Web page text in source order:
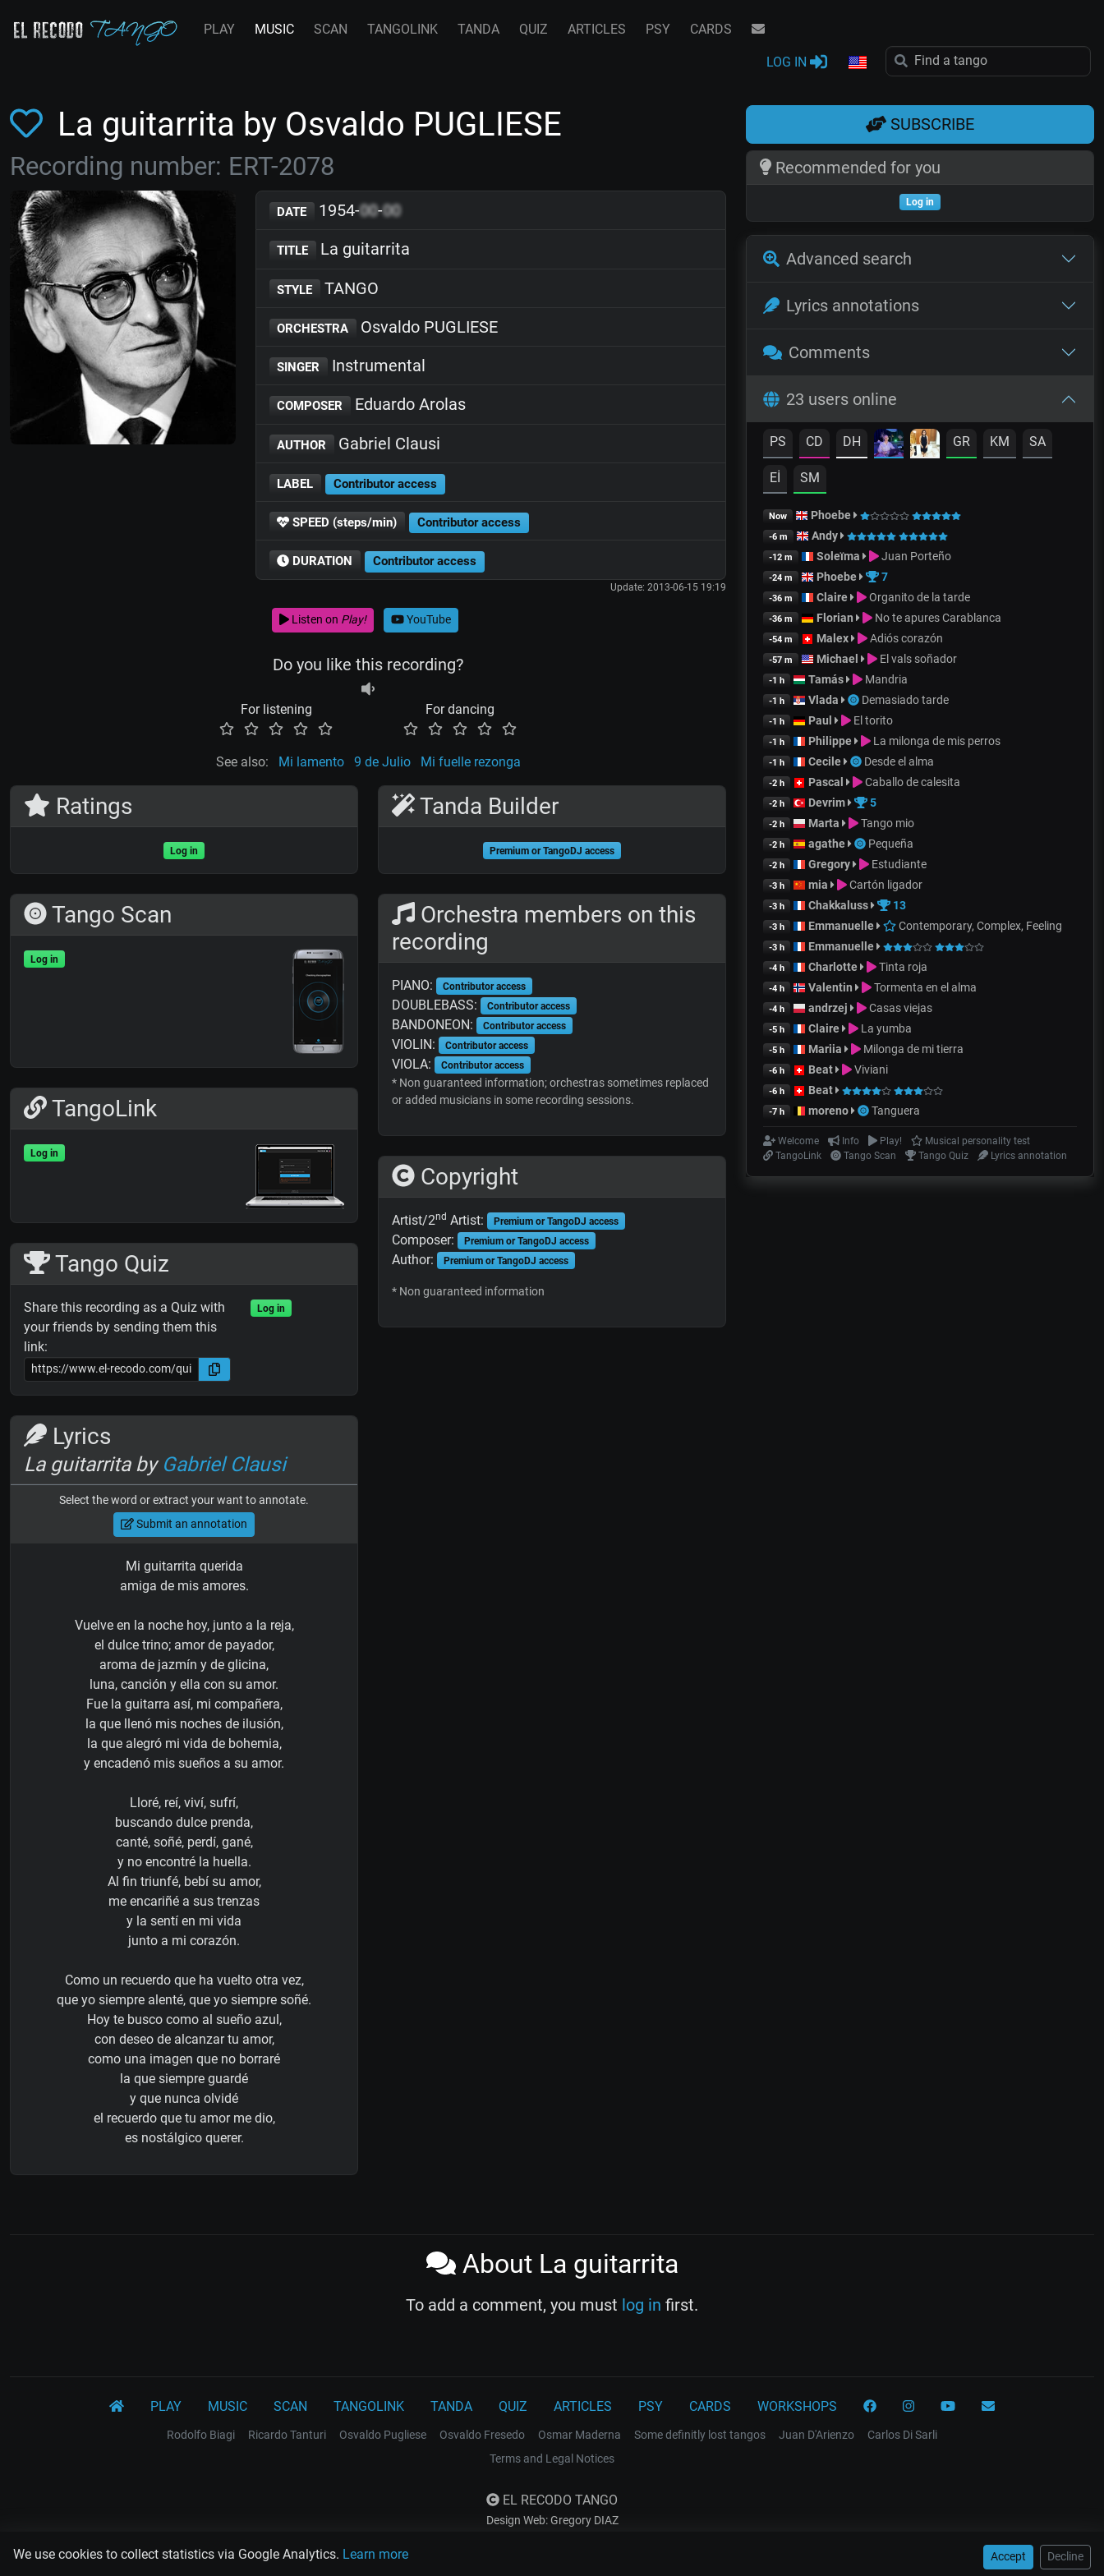
We use cookies to collect statistics via Google Analytics. Learn more Accept Decline
PLAY MUSIC SCAN TANGOLINK TANDA QUIZ ARTICLES PSY CARDS
LOG IN
La guitarrita by Osvaldo PUGLIESE
Recording number: ERT-2078
DATE 1954-00-00
TITLE La guitarrita
STYLE TANGO
ORCHESTRA Osvaldo PUGLIESE
SINGER Instrumental
COMPOSER Eduardo Arolas
AUTHOR Gabriel Clausi
LABEL Contributor access
SPEED (steps/min) Contributor access
DURATION Contributor access
Update: 2013-06-15 19:19
Listen on Play! YouTube
Do you like this recording?
For listening For dancing
See also: Mi lamento 9 de Julio Mi fuelle rezonga
Ratings
Log in
Tango Scan
Log in
TangoLink
Log in
Tango Quiz
Share this recording as a Quiz with
your friends by sending them this
link:
Log in
Lyrics
La guitarrita by Gabriel Clausi
Select the word or extract your want to annotate.
Submit an annotation
Mi guitarrita querida
amiga de mis amores.
Vuelve en la noche hoy, junto a la reja,
el dulce trino; amor de payador,
aroma de jazmín y de glicina,
luna, canción y ella con su amor.
Fue la guitarra así, mi compañera,
la que llenó mis noches de ilusión,
la que alegró mi vida de bohemia,
y encadenó mis sueños a su amor.
Lloré, reí, viví, sufrí,
buscando dulce prenda,
canté, soñé, perdí, gané,
y no encontré la huella.
Al fin triunfé, bebí su amor,
me encariñé a sus trenzas
y la sentí en mi vida
junto a mi corazón.
Como un recuerdo que ha vuelto otra vez,
que yo siempre alenté, que yo siempre soñé.
Hoy te busco como al sueño azul,
con deseo de alcanzar tu amor,
como una imagen que no borraré
la que siempre guardé
y que nunca olvidé
el recuerdo que tu amor me dio,
es nostálgico querer.
Tanda Builder
Premium or TangoDJ access
Orchestra members on this
recording
PIANO: Contributor access
DOUBLEBASS: Contributor access
BANDONEON: Contributor access
VIOLIN: Contributor access
VIOLA: Contributor access
* Non guaranteed information; orchestras sometimes replaced
or added musicians in some recording sessions.
Copyright
Artist/2nd Artist: Premium or TangoDJ access
Composer: Premium or TangoDJ access
Author: Premium or TangoDJ access
* Non guaranteed information
SUBSCRIBE
Recommended for you
Log in
Advanced search
Lyrics annotations
Comments
23 users online
PS CD DH GR KM SA
Eİ SM
Now Phoebe
-6 m Andy
-12 m Soleïma Juan Porteño
-24 m Phoebe 7
-36 m Claire Organito de la tarde
-36 m Florian No te apures Carablanca
-54 m Malex Adiós corazón
-57 m Michael El vals soñador
-1 h Tamás Mandria
-1 h Vlada Demasiado tarde
-1 h Paul El torito
-1 h Philippe La milonga de mis perros
-1 h Cecile Desde el alma
-2 h Pascal Caballo de calesita
-2 h Devrim 5
-2 h Marta Tango mio
-2 h agathe Pequeña
-2 h Gregory Estudiante
-3 h mia Cartón ligador
-3 h Chakkaluss 13
-3 h Emmanuelle Contemporary, Complex, Feeling
-3 h Emmanuelle
-4 h Charlotte Tinta roja
-4 h Valentin Tormenta en el alma
-4 h andrzej Casas viejas
-5 h Claire La yumba
-5 h Mariia Milonga de mi tierra
-6 h Beat Viviani
-6 h Beat
-7 h moreno Tanguera
Welcome Info Play!
Musical personality test
TangoLink
Tango Scan Tango Quiz Lyrics annotation
About La guitarrita
To add a comment, you must log in first.
PLAY MUSIC SCAN TANGOLINK TANDA QUIZ ARTICLES PSY CARDS WORKSHOPS
Rodolfo Biagi Ricardo Tanturi Osvaldo Pugliese Osvaldo Fresedo Osmar Maderna Some definitly lost tangos Juan D'Arienzo
Carlos Di Sarli
Terms and Legal Notices
EL RECODO TANGO
Design Web: Gregory DIAZ